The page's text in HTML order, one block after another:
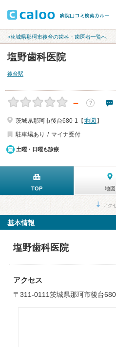
«茨城県那珂市後台の歯科・歯医者一覧へ
塩野歯科医院
後台駅
－ ？
茨城県那珂市後台680-1【地図 】
駐車場あり
マイナ受付
土曜・日曜も診療
TOP 地図
アク
基本情報
塩野歯科医院
アクセス
〒311-0111茨城県那珂市後台